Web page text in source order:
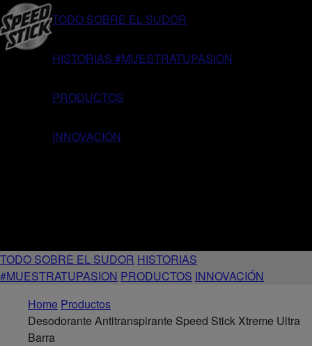
TODO SOBRE EL SUDOR
HISTORIAS #MUESTRATUPASION
PRODUCTOS
INNOVACIÓN
TODO SOBRE EL SUDOR HISTORIAS
#MUESTRATUPASION PRODUCTOS INNOVACIÓN
Home Productos
Desodorante Antitranspirante Speed Stick Xtreme Ultra
Barra